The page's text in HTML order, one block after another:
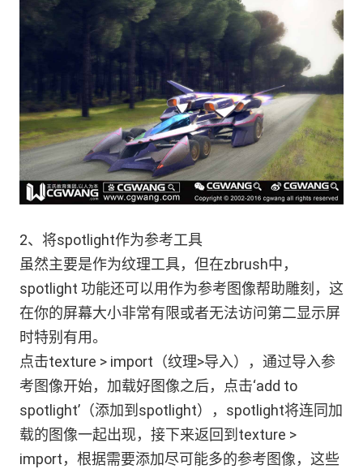
2、将spotlight作为参考工具
虽然主要是作为纹理工具，但在zbrush中，
spotlight 功能还可以用作为参考图像帮助雕刻，这
在你的屏幕大小非常有限或者无法访问第二显示屏
时特别有用。
点击texture > import（纹理>导入），通过导入参
考图像开始，加载好图像之后，点击‘add to
spotlight’（添加到spotlight），spotlight将连同加
载的图像一起出现，接下来返回到texture >
import，根据需要添加尽可能多的参考图像，这些